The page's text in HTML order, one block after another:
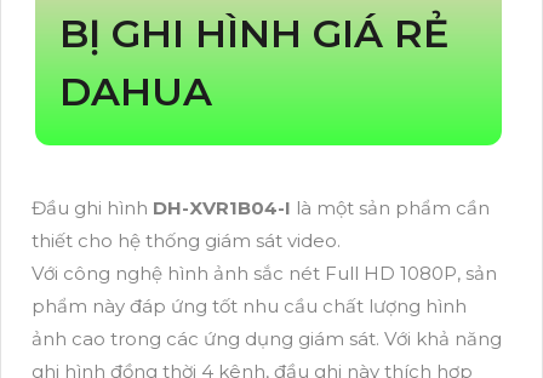
BỊ GHI HÌNH GIÁ RẺ
DAHUA
Đầu ghi hình DH-XVR1B04-I là một sản phẩm cần
thiết cho hệ thống giám sát video.
Với công nghệ hình ảnh sắc nét Full HD 1080P, sản
phẩm này đáp ứng tốt nhu cầu chất lượng hình
ảnh cao trong các ứng dụng giám sát. Với khả năng
ghi hình đồng thời 4 kênh, đầu ghi này thích hợp